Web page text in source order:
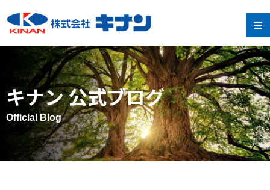
キナン 公式ブログ
Official Blog